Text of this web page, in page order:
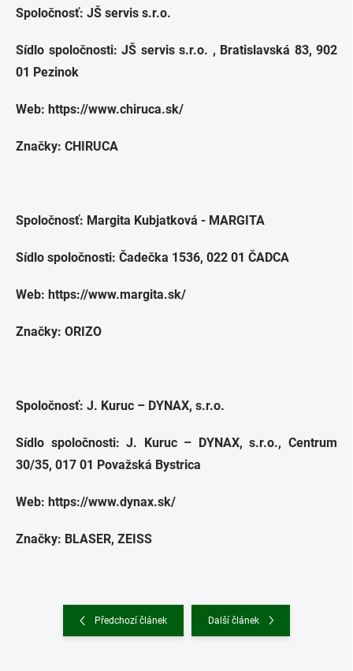
Spoločnosť: JŠ servis s.r.o.
Sídlo spoločnosti: JŠ servis s.r.o. , Bratislavská 83, 902
01 Pezinok
Web: https://www.chiruca.sk/
Značky: CHIRUCA
Spoločnosť: Margita Kubjatková - MARGITA
Sídlo spoločnosti: Čadečka 1536, 022 01 ČADCA
Web: https://www.margita.sk/
Značky: ORIZO
Spoločnosť: J. Kuruc – DYNAX, s.r.o.
Sídlo spoločnosti: J. Kuruc – DYNAX, s.r.o., Centrum
30/35, 017 01 Považská Bystrica
Web: https://www.dynax.sk/
Značky: BLASER, ZEISS
Předchozí článek Další článek